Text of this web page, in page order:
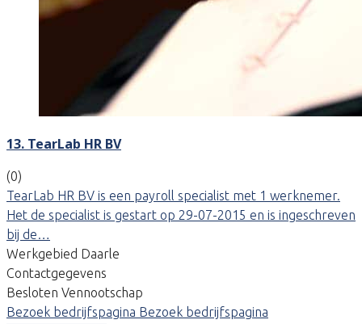
13. TearLab HR BV
(0)
TearLab HR BV is een payroll specialist met 1 werknemer.
Het de specialist is gestart op 29-07-2015 en is ingeschreven
bij de…
Werkgebied Daarle
Contactgegevens
Besloten Vennootschap
Bezoek bedrijfspagina Bezoek bedrijfspagina